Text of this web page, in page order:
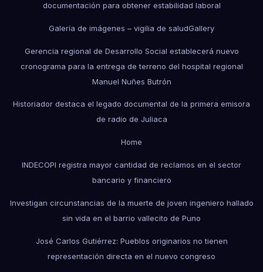
documentación para obtener estabilidad laboral
Galería de imágenes – vigilia de saludGallery
Gerencia regional de Desarrollo Social establecerá nuevo
cronograma para la entrega de terreno del hospital regional
Manuel Nuñes Butrón
Historiador destaca el legado documental de la primera emisora
de radio de Juliaca
Home
INDECOPI registra mayor cantidad de reclamos en el sector
bancario y financiero
Investigan circunstancias de la muerte de joven ingeniero hallado
sin vida en el barrio vallecito de Puno
José Carlos Gutiérrez: Pueblos originarios no tienen
representación directa en el nuevo congreso